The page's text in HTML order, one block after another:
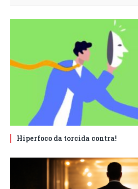
Hiperfoco da torcida contra!